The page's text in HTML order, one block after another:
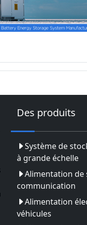
Des produits
Système de
à grande échelle
Alimentation de
communication
Alimentation
véhicules